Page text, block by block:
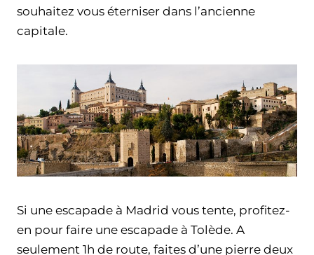
souhaitez vous éterniser dans l’ancienne
capitale.
Si une escapade à Madrid vous tente, profitez-
en pour faire une escapade à Tolède. A
seulement 1h de route, faites d’une pierre deux